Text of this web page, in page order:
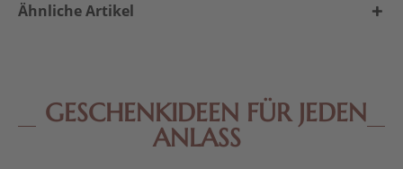
Ähnliche Artikel
GESCHENKIDEEN FÜR JEDEN
ANLASS